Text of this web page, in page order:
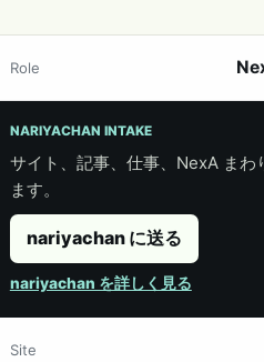
Role
NARIYACHAN INTAKE
サイト、記事、仕事、NexA まわ
ます。
nariyachan に送る
nariyachan を詳しく見る
Site